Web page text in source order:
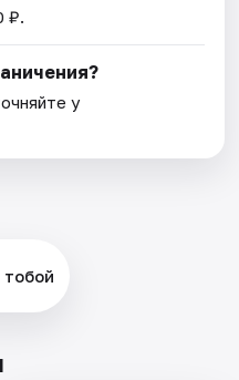
₽.
у
тобой